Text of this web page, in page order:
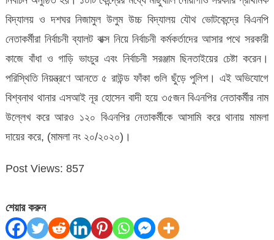
বিদ্যালয় ও দশঘর নিজামুল উলুম উচ্চ বিদ্যালয় যৌথ ভোটকেন্দ্রে বিএনপি
নেতাকর্মীরা নির্বাচনী ব্যালট বাক্স নিয়ে নির্বাচনী কর্মকর্তাদের আসার পথে সরকারী
কাজে বাঁধা ও গাড়ি ভাংচুর এবং নির্বাচনী সরঞ্জাম ছিনতাইয়ের চেষ্টা করেন।
পরিস্থিতি নিয়ন্ত্রণে আনতে ৫ রাউন্ড ফাঁকা গুলি ছুঁড়ে পুলিশ। এই অভিযোগে
বিশ্বনাথ থানার এসআই নূর হোসেন বাদী হয়ে ৩৫জন বিএনপির নেতাকর্মীর নাম
উল্লেখ করে আরও ১২০ বিএনপির নেতাকর্মীকে আসামি করে থানায় মামলা
দায়ের করে, (মামলা নং ২০/২০২০)।
Post Views: 857
শেয়ার করুন